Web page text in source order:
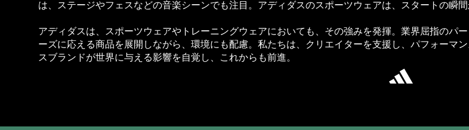
は、ステージやフェスなどの音楽シーンでも注目。アディダスのスポーツウェアは、スタートの瞬
アディダスは、スポーツウェアやトレーニングウェアにおいても、その強みを発揮。業界屈指のパ
ーズに応える商品を展開しながら、環境にも配慮。私たちは、クリエイターを支援し、パフォーマ
スブランドが世界に与える影響を自覚し、これからも前進。